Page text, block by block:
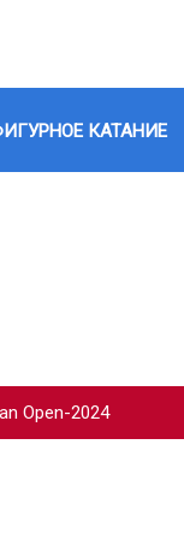
КАТАНИЕ
Open-2024